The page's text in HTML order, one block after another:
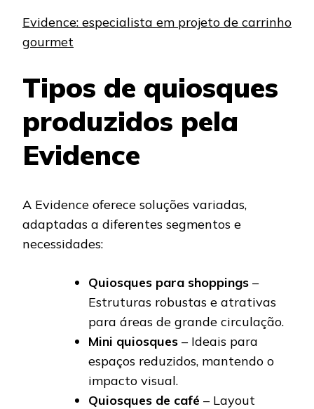
Evidence: especialista em projeto de carrinho
gourmet
Tipos de quiosques
produzidos pela
Evidence
A Evidence oferece soluções variadas,
adaptadas a diferentes segmentos e
necessidades:
Quiosques para shoppings –
Estruturas robustas e atrativas
para áreas de grande circulação.
Mini quiosques – Ideais para
espaços reduzidos, mantendo o
impacto visual.
Quiosques de café – Layout